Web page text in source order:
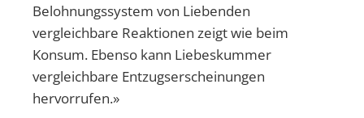
Belohnungssystem von Liebenden
vergleichbare Reaktionen zeigt wie beim
Konsum. Ebenso kann Liebeskummer
vergleichbare Entzugserscheinungen
hervorrufen.»